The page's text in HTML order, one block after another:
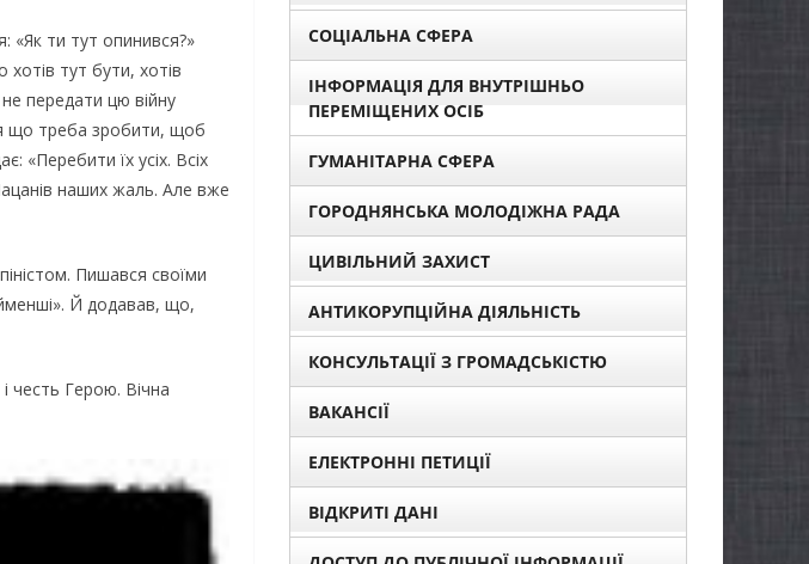
«Як ти тут опинився?»
тут бути, хотів
передати цю війну
що треба зробити, щоб
«Перебити їх усіх. Всіх
наших жаль. Але вже
Пишався своїми
Й додавав, що,
честь Герою. Вічна
СОЦІАЛЬНА СФЕРА
ІНФОРМАЦІЯ ДЛЯ ВНУТРІШНЬО
ПЕРЕМІЩЕНИХ ОСІБ
ГУМАНІТАРНА СФЕРА
ГОРОДНЯНСЬКА МОЛОДІЖНА РАДА
ЦИВІЛЬНИЙ ЗАХИСТ
АНТИКОРУПЦІЙНА ДІЯЛЬНІСТЬ
КОНСУЛЬТАЦІЇ З ГРОМАДСЬКІСТЮ
ВАКАНСІЇ
ЕЛЕКТРОННІ ПЕТИЦІЇ
ВІДКРИТІ ДАНІ